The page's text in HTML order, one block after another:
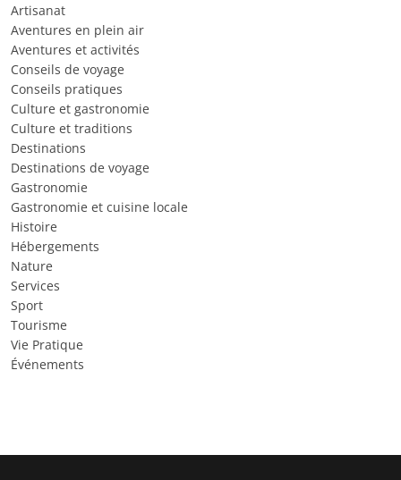
Artisanat
Aventures en plein air
Aventures et activités
Conseils de voyage
Conseils pratiques
Culture et gastronomie
Culture et traditions
Destinations
Destinations de voyage
Gastronomie
Gastronomie et cuisine locale
Histoire
Hébergements
Nature
Services
Sport
Tourisme
Vie Pratique
Événements